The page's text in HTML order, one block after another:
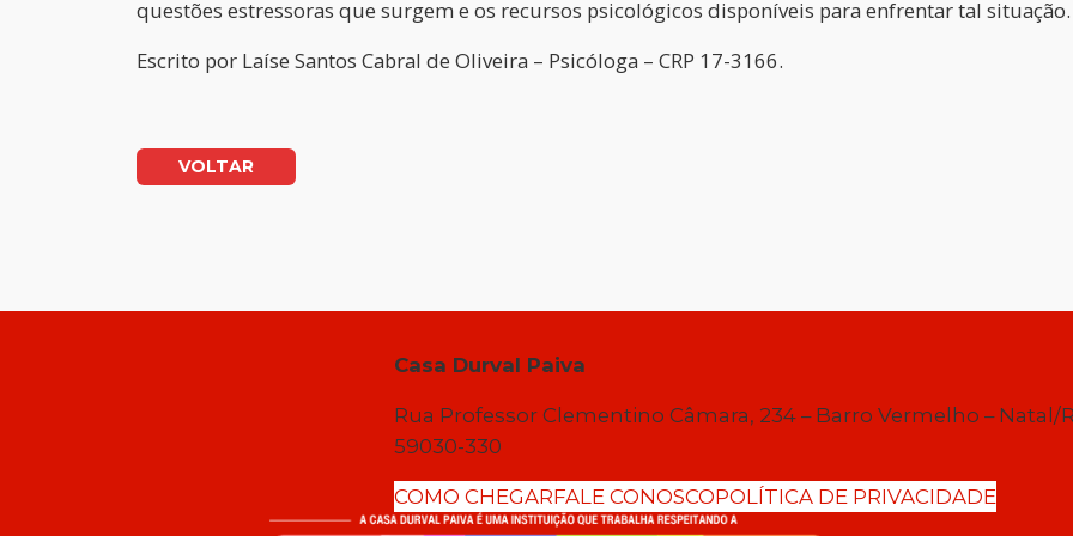
questões estressoras que surgem e os recursos psicológicos disponíveis para enfrentar tal situação.
Escrito por Laíse Santos Cabral de Oliveira – Psicóloga – CRP 17-3166.
VOLTAR
Casa Durval Paiva
Rua Professor Clementino Câmara, 234 – Barro Vermelho – Natal/
59030-330
COMO CHEGARFALE CONOSCOPOLÍTICA DE PRIVACIDADE